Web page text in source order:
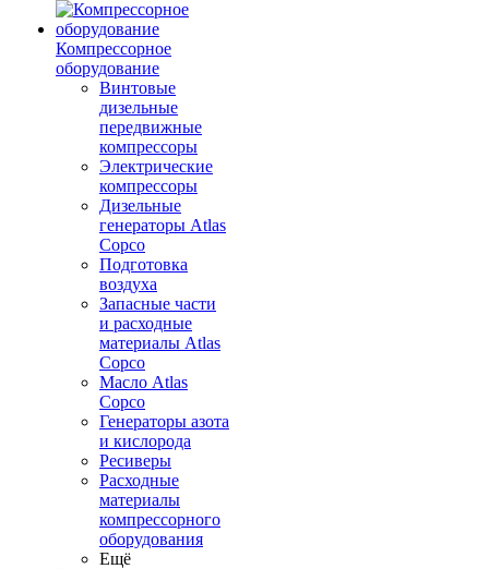
Компрессорное
оборудование
Винтовые
дизельные
передвижные
компрессоры
Электрические
компрессоры
Дизельные
генераторы Atlas
Copco
Подготовка
воздуха
Запасные части
и расходные
материалы Atlas
Copco
Масло Atlas
Copco
Генераторы азота
и кислорода
Ресиверы
Расходные
материалы
компрессорного
оборудования
Ещё